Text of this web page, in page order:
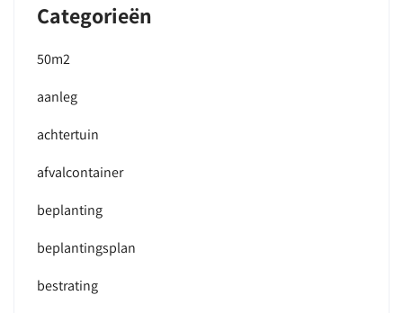
Categorieën
50m2
aanleg
achtertuin
afvalcontainer
beplanting
beplantingsplan
bestrating